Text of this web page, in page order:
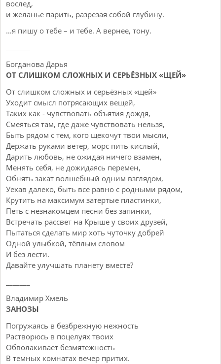
вослед,
и желанье парить, разрезая собой глубину.
…я пишу о тебе – и тебе. А вернее, тону.
Богданова Дарья
ОТ СЛИШКОМ СЛОЖНЫХ И СЕРЬЁЗНЫХ «ЩЕЙ»
От слишком сложных и серьёзных «щей»
Уходит смысл потрясающих вещей,
Таких как - чувствовать объятия дождя,
Смеяться там, где даже чувствовать нельзя,
Быть рядом с тем, кого щекочут твои мысли,
Держать руками ветер, морс пить кислый,
Дарить любовь, не ожидая ничего взамен,
Менять себя, не дожидаясь перемен,
Обнять закат волшебный одним взглядом,
Уехав далеко, быть все равно с родными рядом,
Крутить на максимум затертые пластинки,
Петь с незнакомцем песни без запинки,
Встречать рассвет на Крыше у своих друзей,
Пытаться сделать мир хоть чуточку добрей
Одной улыбкой, тёплым словом
И без лести.
Давайте улучшать планету вместе?
Владимир Хмель
ЗАНОЗЫ
Погружаясь в безбрежную нежность
Растворюсь в поцелуях твоих
Обволакивает безмятежность
В темных комнатах вечер притих.